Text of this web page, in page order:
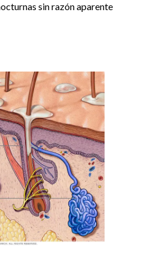
sin razón aparente